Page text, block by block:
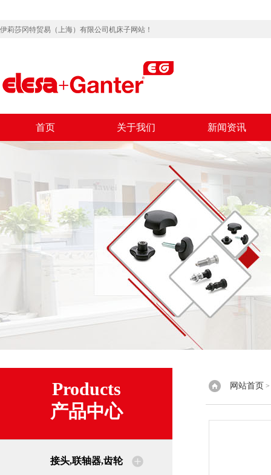
伊莉莎冈特贸易（上海）有限公司机床子网站！
首页 关于我们 新闻资讯
Products
产品中心
接头,联轴器,齿轮
网站首页 >